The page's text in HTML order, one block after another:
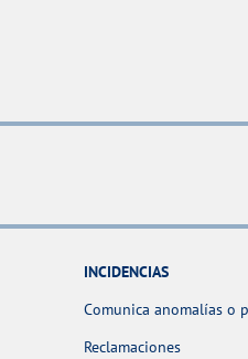
INCIDENCIAS
Comunica anomalías o
Reclamaciones